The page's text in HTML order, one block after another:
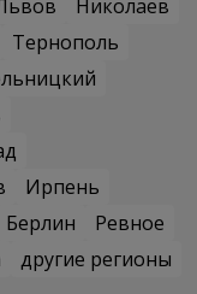
Николаев
Тернополь
Ирпень
Берлин
Ревное
другие регионы